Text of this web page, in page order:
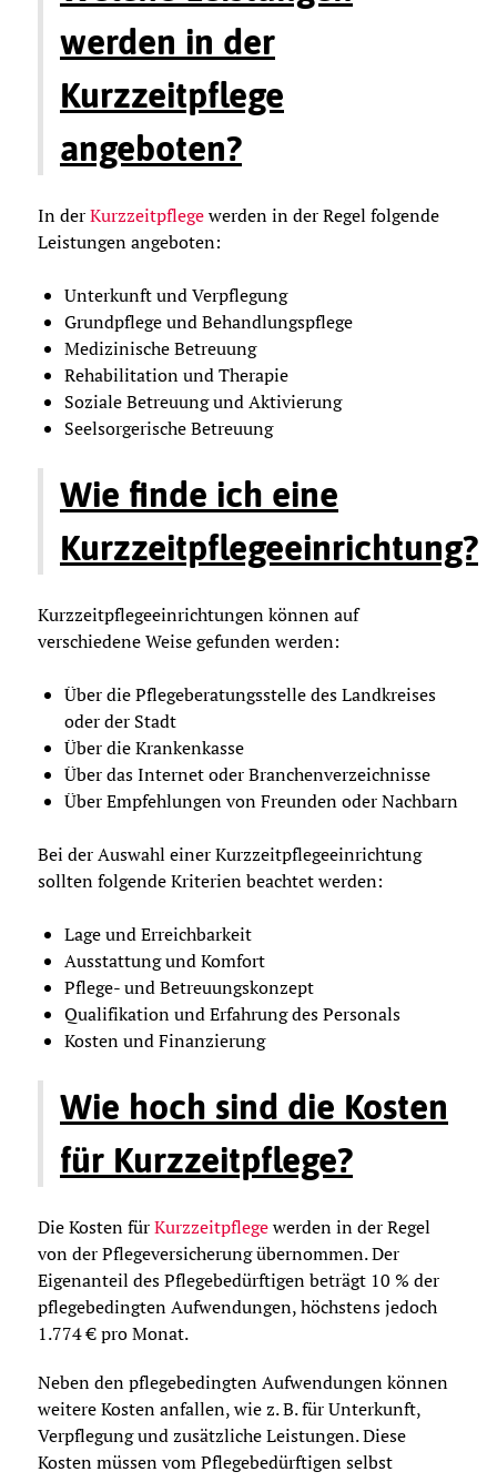
werden in der
Kurzzeitpflege
angeboten?
In derKurzzeitpflegewerden in der Regel folgende
Leistungen angeboten:
Unterkunft und Verpflegung
Grundpflege und Behandlungspflege
Medizinische Betreuung
Rehabilitation und Therapie
Soziale Betreuung und Aktivierung
Seelsorgerische Betreuung
Wie finde ich eine
Kurzzeitpflegeeinrichtung?
Kurzzeitpflegeeinrichtungen können auf
verschiedene Weise gefunden werden:
Über die Pflegeberatungsstelle des Landkreises
oder der Stadt
Über die Krankenkasse
Über das Internet oder Branchenverzeichnisse
Über Empfehlungen von Freunden oder Nachbarn
Bei der Auswahl einer Kurzzeitpflegeeinrichtung
sollten folgende Kriterien beachtet werden:
Lage und Erreichbarkeit
Ausstattung und Komfort
Pflege- und Betreuungskonzept
Qualifikation und Erfahrung des Personals
Kosten und Finanzierung
Wie hoch sind die Kosten
für Kurzzeitpflege?
Die Kosten fürKurzzeitpflegewerden in der Regel
von der Pflegeversicherung übernommen. Der
Eigenanteil des Pflegebedürftigen beträgt 10 % der
pflegebedingten Aufwendungen, höchstens jedoch
1.774 € pro Monat.
Neben den pflegebedingten Aufwendungen können
weitere Kosten anfallen, wie z. B. für Unterkunft,
Verpflegung und zusätzliche Leistungen. Diese
Kosten müssen vom Pflegebedürftigen selbst